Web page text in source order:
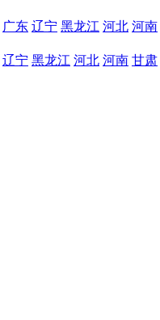
广东 辽宁 黑龙江 河北 河南
辽宁 黑龙江 河北 河南 甘肃